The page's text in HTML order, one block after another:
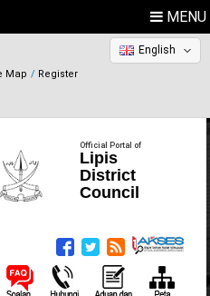
MENU
Map Register
English
Official Portal of
Lipis
District
Council